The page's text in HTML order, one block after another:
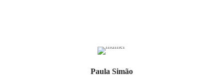
Paula Simão